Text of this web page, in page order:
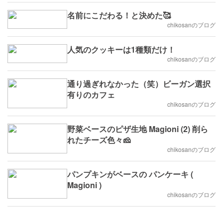
名前にこだわる！と決めた🥰
chikosanのブログ
人気のクッキーは1種類だけ！
chikosanのブログ
通り過ぎれなかった（笑）ビーガン選択
有りのカフェ
chikosanのブログ
野菜ベースのピザ生地 Magioni (2) 削ら
れたチーズ色々🧀
chikosanのブログ
パンプキンがベースの パンケーキ (
Magioni )
chikosanのブログ